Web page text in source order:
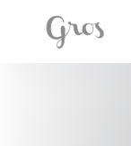
Panel for